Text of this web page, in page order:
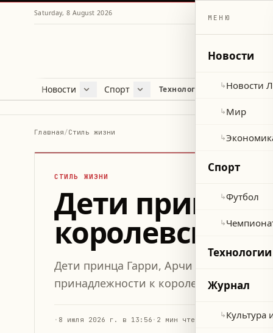
Saturday, 8 August 2026
Новости
Новости ЛиванаСпорт
Футбол
Технологии и наука
Главная/Стиль жизни
СТИЛЬ ЖИЗНИ
Дети принца
королевской
Дети принца Гарри, Арчи и Лилибет,
принадлежности к королевской семье,
· 8 июля 2026 г. в 13:56 · 2 мин чтения
МЕНЮ
Новости
↳Новости
↳Мир
↳
Спорт
↳Футбол
↳
Технологии
Журнал
↳Культура